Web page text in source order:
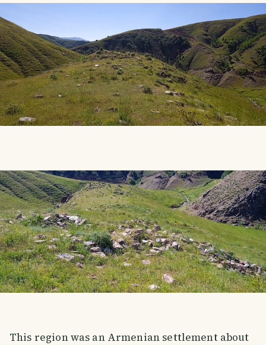
This region was an Armenian settlement about